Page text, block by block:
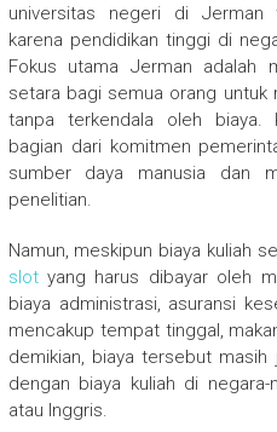
universitas negeri di Jerman
karena pendidikan tinggi di
Fokus utama Jerman adalah
setara bagi semua orang untuk
tanpa terkendala oleh biaya.
bagian dari komitmen
sumber daya manusia dan
penelitian.
Namun, meskipun biaya kuliah
slotyang harus dibayar oleh
biaya administrasi, asuransi
mencakup tempat tinggal,
demikian, biaya tersebut masih
dengan biaya kuliah di
atau Inggris.